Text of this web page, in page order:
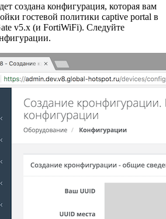
создана конфигурация, которая вам
гостевой политики captive portal в
v5.x (и FortiWiFi). Следуйте